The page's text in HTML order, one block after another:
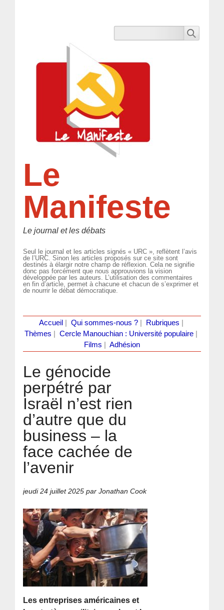
Le
Manifeste
Le journal et les débats
Seul le journal et les articles signés « URC », reflètent l’avis
de l’URC. Sinon les articles proposés sur ce site sont
destinés à élargir notre champ de réflexion. Cela ne signifie
donc pas forcément que nous approuvions la vision
développée par les auteurs. L’utilisation des commentaires
en fin d’article, permet à chacune et chacun de s’exprimer et
de nourrir le débat démocratique.
Accueil Qui sommes-nous ?| Rubriques
Thèmes
Cercle Manouchian : Université populaire
Films
Adhésion
Le génocide
perpétré par
Israël n’est rien
d’autre que du
business – la
face cachée de
l’avenir
jeudi 24 juillet 2025 par Jonathan Cook
Les entreprises américaines et